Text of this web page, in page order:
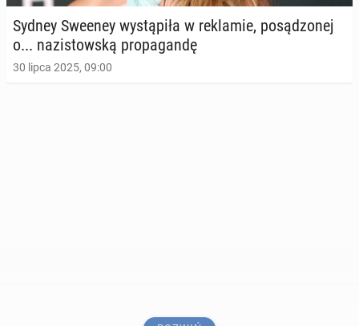
Sydney Sweeney wy­stą­pi­ła w re­kla­mie, po­są­dzo­nej
o... na­zi­stow­ską pro­pa­gan­dę
30 lipca 2025, 09:00